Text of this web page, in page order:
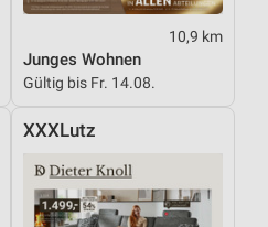
10,9 km
Junges Wohnen
Gültig bis Fr. 14.08.
XXXLutz